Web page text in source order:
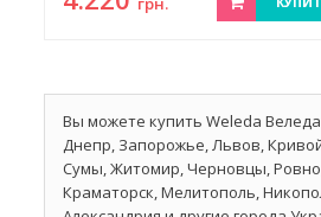
Вы можете купить Weleda
Днепр, Запорожье, Львов,
Сумы, Житомир, Черновцы,
Краматорск, Мелитополь,